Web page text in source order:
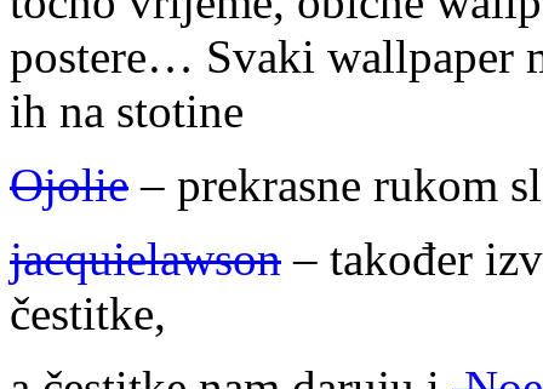
postere… Svaki wallpaper
ih na stotine
Ojolie – prekrasne rukom
jacquielawson – također
čestitke,